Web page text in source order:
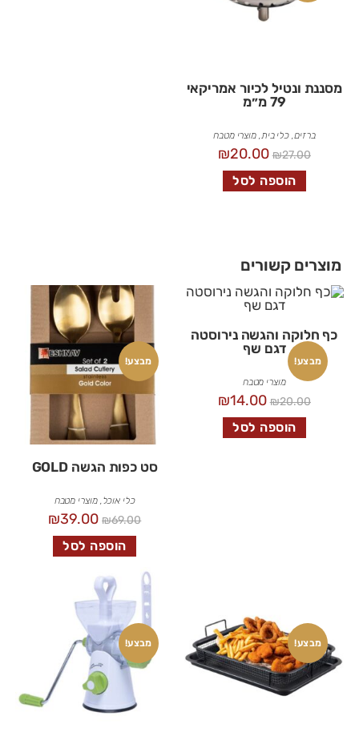
מסננת ונטיל לכיור אמריקאי
79 מ״מ
ברזים, כלי בית, מוצרי מטבח
₪27.00
₪20.00
הוספה לסל
מוצרים קשורים
מבצע!
כף חלוקה והגשה נירוסטה
דגם שף
מוצרי מטבח
₪20.00
₪14.00
הוספה לסל
מבצע!
סט כפות הגשה GOLD
כלי אוכל,מוצרי מטבח
₪69.00
₪39.00
הוספה לסל
מבצע! מבצע!